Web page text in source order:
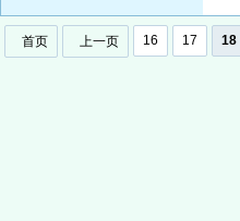
首页 上一页 16 17 18